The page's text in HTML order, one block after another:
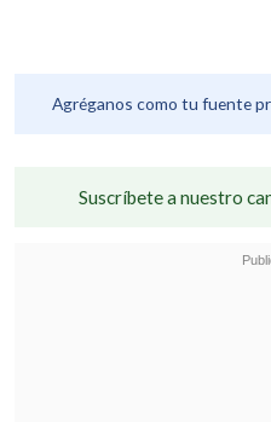
Agréganos como tu fuente
Suscríbete a nuestro